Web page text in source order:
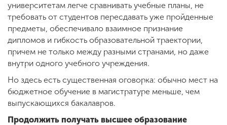
университетам легче сравнивать учебные планы, не
требовать от студентов пересдавать уже пройденные
предметы, обеспечивало взаимное признание
дипломов и гибкость образовательной траектории,
причем не только между разными странами, но даже
внутри одного учебного учреждения.
Но здесь есть существенная оговорка: обычно мест на
бюджетное обучение в магистратуре меньше, чем
выпускающихся бакалавров.
Продолжить получать высшее образование